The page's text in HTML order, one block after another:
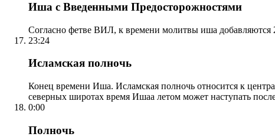
Иша с Введенными Предосторожностями
Согласно фетве ВИЛ, к времени молитвы иша добавляются
23:24
Исламская полночь
Конец времени Иша. Исламская полночь относится к
северных широтах время Ишаа летом может наступать
0:00
Полночь